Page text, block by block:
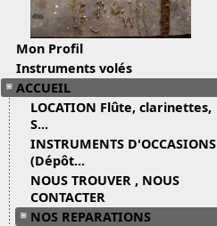
Mon Profil
Instruments volés
ACCUEIL
LOCATION Flûte, clarinettes,
S...
INSTRUMENTS D'OCCASIONS
(Dépôt...
NOUS TROUVER , NOUS
CONTACTER
NOS REPARATIONS